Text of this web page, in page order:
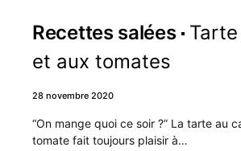
Recettes salées
et aux tomates
28 novembre 2020
“On mange quoi ce soir ?” La tarte au
tomate fait toujours plaisir à…